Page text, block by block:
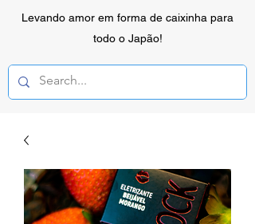
Levando amor em forma de caixinha para
todo o Japão!